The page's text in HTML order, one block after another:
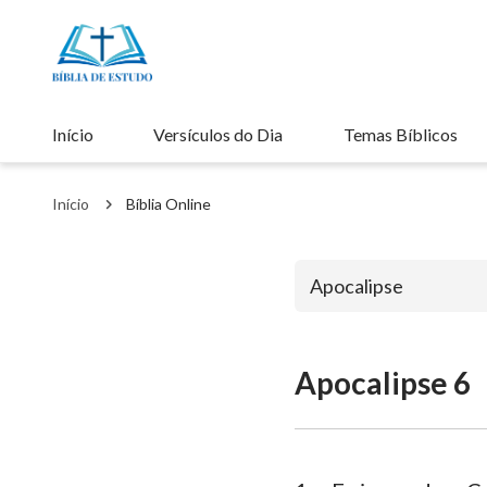
Início Versículos do Dia Temas Bíblicos
Início Bíblia Online
Apocalipse
Antigo
Apocalipse 6